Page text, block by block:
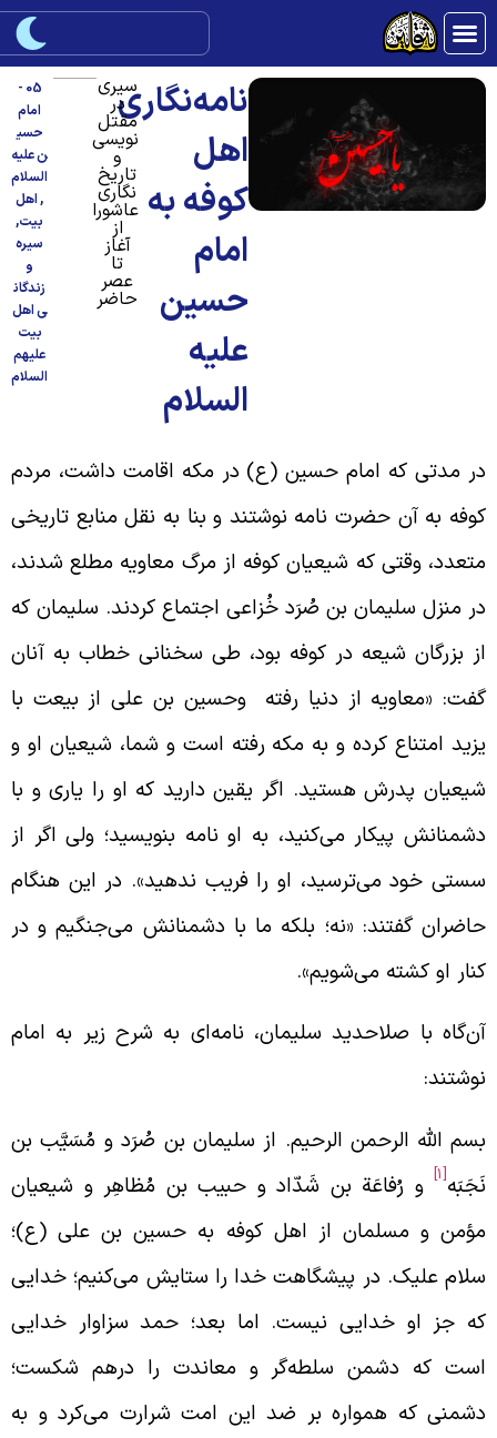
نامه‌نگاری
اهل
کوفه به
امام
حسین
علیه
السلام
سیری
در
مقتل
نویسی
و
تاریخ
نگاری
عاشورا
آغاز
عصر
حاضر
05 -
امام
حسی
ن علیه
السلام
اهل
بیت,
سیره
زندگان
ی اهل
بیت
علیهم
السلام
مدتی که امام حسین (ع) در مکه اقامت داشت، مردم
به آن حضرت نامه نوشتند و بنا به نقل منابع تاریخی
وقتی که شیعیان کوفه از مرگ معاویه مطلع شدند،
منزل سلیمان بن صُرَد خُزاعی اجتماع کردند. سلیمان که
بزرگان شیعه در کوفه بود، طی سخنانی خطاب به آنان
«معاویه از دنیا رفته وحسین بن علی از بیعت با
امتناع کرده و به مکه رفته است و شما، شیعیان او و
پدرش هستید. اگر یقین دارید که او را یاری و با
پیکار می‌کنید، به او نامه بنویسید؛ ولی اگر از
خود می‌ترسید، او را فریب ندهید». در این هنگام
گفتند: «نه؛ بلکه ما با دشمنانش می‌جنگیم و در
او کشته می‌شویم».
با صلاحدید سلیمان، نامه‌ای به شرح زیر به امام
الله الرحمن الرحیم. از سلیمان بن صُرَد و مُسَیَّب بن
و رُفاعَة بن شَدّاد و حبیب بن مُظاهِر و شیعیان
و مسلمان از اهل کوفه به حسین بن علی (ع)؛
علیک. در پیشگاهت خدا را ستایش می‌کنیم؛ خدایی
جز او خدایی نیست. اما بعد؛ حمد سزاوار خدایی
که دشمن سلطه‌گر و معاندت را درهم شکست؛
که همواره بر ضد این امت شرارت می‌کرد و به